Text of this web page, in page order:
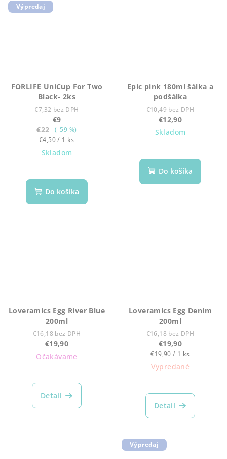
Výpredaj
FORLIFE UniCup For Two
Black- 2ks
€7,32 bez DPH
€9
€22
(–59 %)
Jednotková
cena:
€4,50 / 1 ks
Skladom
Do košíka
Epic pink 180ml šálka a
podšálka
€10,49 bez DPH
€12,90
Skladom
Do košíka
Loveramics Egg River Blue
200ml
€16,18 bez DPH
€19,90
Očakávame
Detail
Loveramics Egg Denim
200ml
€16,18 bez DPH
€19,90
Jednotková
cena:
€19,90 / 1 ks
Vypredané
Detail
Výpredaj